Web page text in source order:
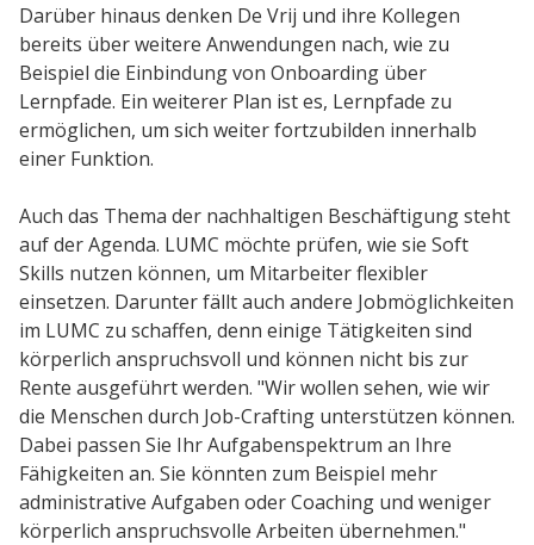
Darüber hinaus denken De Vrij und ihre Kollegen
bereits über weitere Anwendungen nach, wie zu
Beispiel die Einbindung von Onboarding über
Lernpfade. Ein weiterer Plan ist es, Lernpfade zu
ermöglichen, um sich weiter fortzubilden innerhalb
einer Funktion.
Auch das Thema der nachhaltigen Beschäftigung steht
auf der Agenda. LUMC möchte prüfen, wie sie Soft
Skills nutzen können, um Mitarbeiter flexibler
einsetzen. Darunter fällt auch andere Jobmöglichkeiten
im LUMC zu schaffen, denn einige Tätigkeiten sind
körperlich anspruchsvoll und können nicht bis zur
Rente ausgeführt werden. "Wir wollen sehen, wie wir
die Menschen durch Job-Crafting unterstützen können.
Dabei passen Sie Ihr Aufgabenspektrum an Ihre
Fähigkeiten an. Sie könnten zum Beispiel mehr
administrative Aufgaben oder Coaching und weniger
körperlich anspruchsvolle Arbeiten übernehmen."